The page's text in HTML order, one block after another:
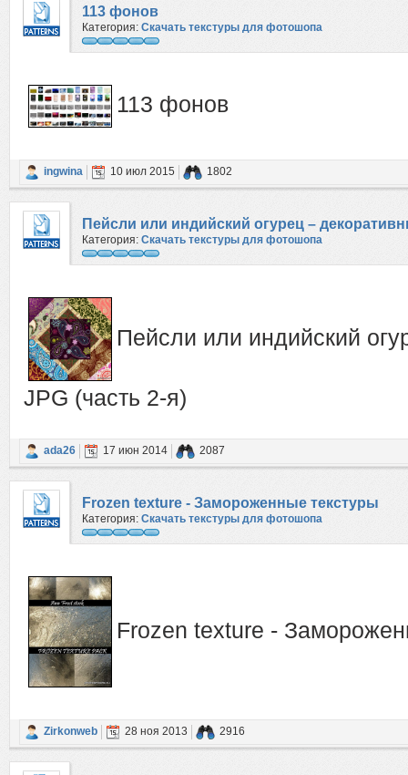
113 фонов
Категория: Скачать текстуры для фотошопа
113 фонов
ingwina 10 июл 2015 1802
Пейсли или индийский огурец –
Категория: Скачать текстуры для фотошопа
Пейсли или индийский
JPG (часть 2-я)
ada26 17 июн 2014 2087
Frozen texture - Замороженные текстуры
Категория: Скачать текстуры для фотошопа
Frozen texture -
Zirkonweb 28 ноя 2013 2916